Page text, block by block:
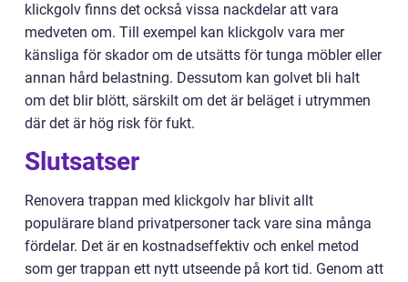
klickgolv finns det också vissa nackdelar att vara
medveten om. Till exempel kan klickgolv vara mer
känsliga för skador om de utsätts för tunga möbler eller
annan hård belastning. Dessutom kan golvet bli halt
om det blir blött, särskilt om det är beläget i utrymmen
där det är hög risk för fukt.
Slutsatser
Renovera trappan med klickgolv har blivit allt
populärare bland privatpersoner tack vare sina många
fördelar. Det är en kostnadseffektiv och enkel metod
som ger trappan ett nytt utseende på kort tid. Genom att